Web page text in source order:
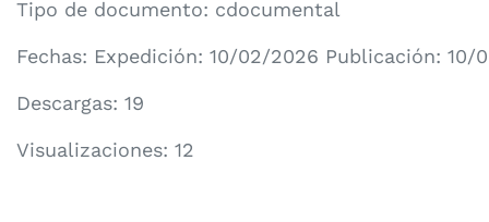
Tipo de documento: cdocumental
Fechas: Expedición: 10/02/2026 Publicación: 10/
Descargas: 19
Visualizaciones: 12